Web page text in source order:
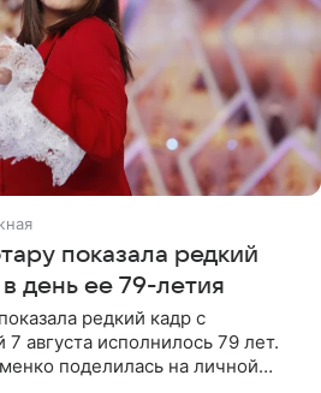
показала редкий
день ее 79-летия
редкий кадр с
августа исполнилось 79 лет.
поделилась на личной